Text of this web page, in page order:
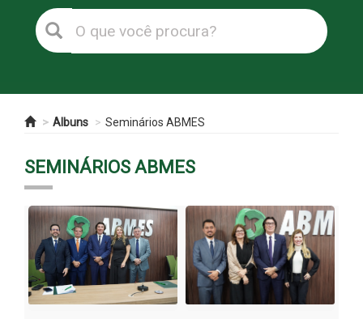
Albuns Seminários ABMES
SEMINÁRIOS ABMES